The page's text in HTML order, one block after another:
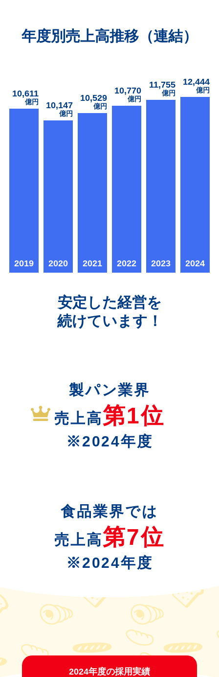
年度別売上高推移（連結）
10,611
億円
2019
10,147
億円
2020
10,529
億円
2021
10,770
億円
2022
11,755
億円
2023
12,444
億円
2024
安定した経営を
続けています！
製パン業界
売上高第1位
※2024年度
食品業界では
売上高第7位
※2024年度
2024年度の採用実績